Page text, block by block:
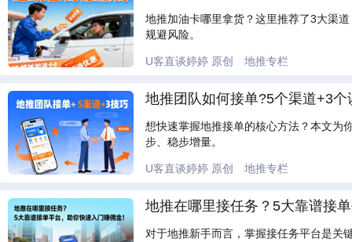
地推加油卡哪里拿货？这里推荐了3大渠
规避风险。
U客直谈婷婷 原创 地推专栏
地推团队如何接单?5个渠道+3
想快速掌握地推接单的核心方法？本文为
步、稳步增量。
U客直谈婷婷 原创 地推专栏
地推在哪里接任务？5大靠谱接
对于地推新手而言，掌握接任务平台是关